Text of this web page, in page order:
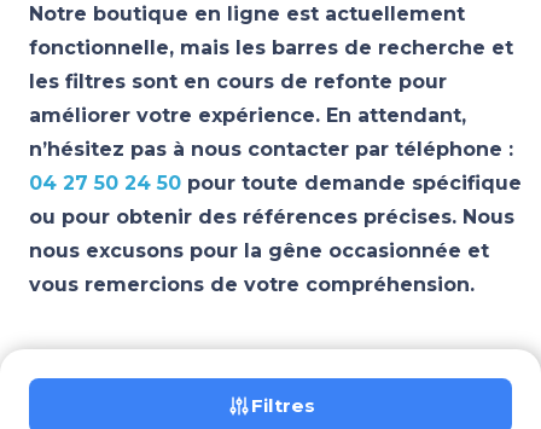
Notre boutique en ligne est actuellement
fonctionnelle, mais les barres de recherche et
les filtres sont en cours de refonte pour
améliorer votre expérience. En attendant,
n’hésitez pas à nous contacter par téléphone :
04 27 50 24 50 pour toute demande spécifique
ou pour obtenir des références précises. Nous
nous excusons pour la gêne occasionnée et
vous remercions de votre compréhension.
Filtres